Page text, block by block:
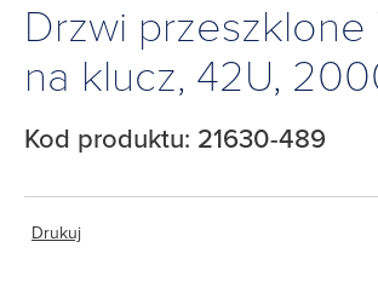
Drzwi przeszklone
na klucz, 42U,
Kod produktu: 21630-489
Drukuj